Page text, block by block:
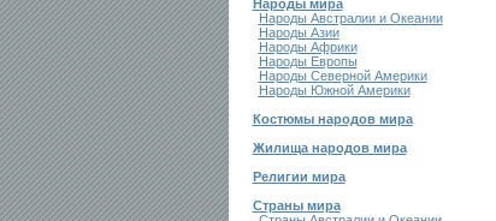
Народы мира
Народы Австралии и Океании
Народы Азии
Народы Африки
Народы Европы
Народы Северной Америки
Народы Южной Америки
Костюмы народов мира
Жилища народов мира
Религии мира
Страны мира